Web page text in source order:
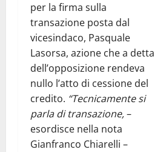
per la firma sulla
transazione posta dal
vicesindaco, Pasquale
Lasorsa, azione che a detta
dell’opposizione rendeva
nullo l’atto di cessione del
credito. “Tecnicamente si
parla di transazione,–
esordisce nella nota
Gianfranco Chiarelli –